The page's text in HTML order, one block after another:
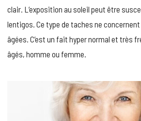
clair. L’exposition au soleil peut être
lentigos. Ce type de taches ne
âgées. C’est un fait hyper normal et très
âgés, homme ou femme.